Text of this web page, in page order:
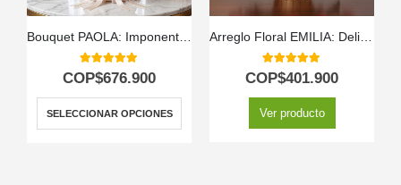
Bouquet PAOLA: Imponente Arreglo con 72 Espectaculares Rosas 🌹
5.00out of 5
COP$676.900
SELECCIONAR OPCIONES
Arreglo Floral EMILIA: Delicadeza en 30 Rosas Blush Frescas 💐
5.00out of 5
COP$401.900
Ver producto